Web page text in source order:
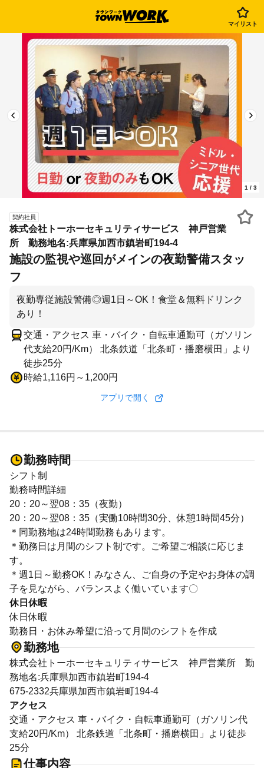
マイリスト
1 / 3
契約社員
株式会社トーホーセキュリティサービス 神戸営業
所 勤務地名:兵庫県加西市鎮岩町194-4
施設の監視や巡回がメインの夜勤警備スタッ
フ
夜勤専従施設警備◎週1日～OK！食堂＆無料ドリンク
あり！
交通・アクセス 車・バイク・自転車通勤可（ガソリン
代支給20円/Km） 北条鉄道「北条町・播磨横田」より
徒歩25分
時給1,116円～1,200円
アプリで開く
勤務時間
シフト制
勤務時間詳細
20：20～翌08：35（夜勤）
20：20～翌08：35（実働10時間30分、休憩1時間45分）
＊同勤務地は24時間勤務もあります。
＊勤務日は月間のシフト制です。ご希望ご相談に応じま
す。
＊週1日～勤務OK！みなさん、ご自身の予定やお身体の調
子を見ながら、バランスよく働いています〇
休日休暇
休日休暇
勤務日・お休み希望に沿って月間のシフトを作成
勤務地
株式会社トーホーセキュリティサービス 神戸営業所 勤
務地名:兵庫県加西市鎮岩町194-4
675-2332兵庫県加西市鎮岩町194-4
アクセス
交通・アクセス 車・バイク・自転車通勤可（ガソリン代
支給20円/Km） 北条鉄道「北条町・播磨横田」より徒歩
25分
仕事内容